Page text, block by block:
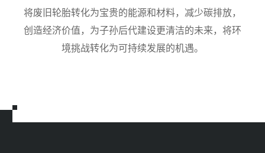
将废旧轮胎转化为宝贵的能源和材料，减少碳排放，
创造经济价值，为子孙后代建设更清洁的未来，将环
境挑战转化为可持续发展的机遇。